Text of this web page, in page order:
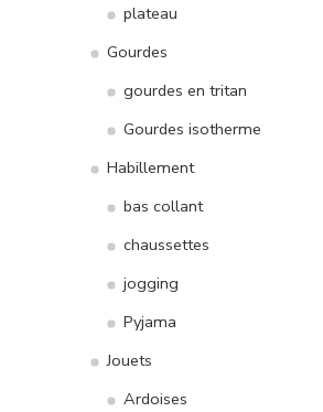
plateau
Gourdes
gourdes en tritan
Gourdes isotherme
Habillement
bas collant
chaussettes
jogging
Pyjama
Jouets
Ardoises